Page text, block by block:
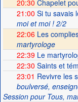
20:30 Chapelet
21:00 Si tu savais
moi et moi ! 2/2
22:06 Les
martyrologe
22:39Le
22:30 Saints et
23:01 Revivre les
boulversé,
Session pour Tous,